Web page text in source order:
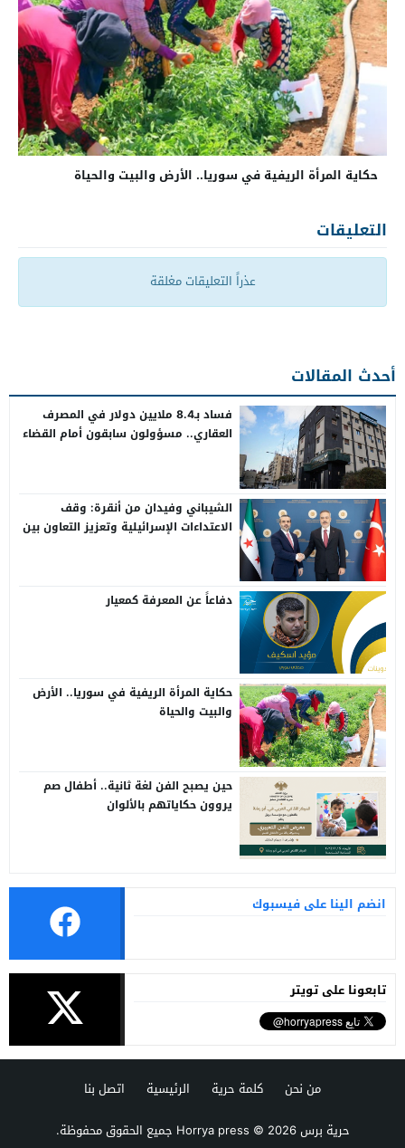
حكاية المرأة الريفية في سوريا.. الأرض والبيت والحياة
التعليقات
عذراً التعليقات مغلقة
أحدث المقالات
فساد بـ8.4 ملايين دولار في المصرف
العقاري.. مسؤولون سابقون أمام القضاء
الشيباني وفيدان من أنقرة: وقف
الاعتداءات الإسرائيلية وتعزيز التعاون بين
دفاعاً عن المعرفة كمعيار
حكاية المرأة الريفية في سوريا.. الأرض
والبيت والحياة
حين يصبح الفن لغة ثانية.. أطفال صم
يروون حكاياتهم بالألوان
انضم الينا على فيسبوك
تابعونا على تويتر
من نحن كلمة حرية الرئيسية
اتصل بنا
حرية برس Horrya press© 2026 جميع الحقوق محفوظة.